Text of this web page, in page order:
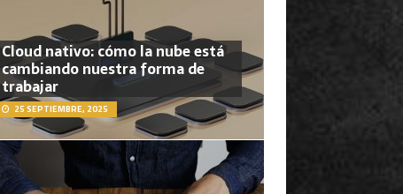
Cloud nativo: cómo la nube está
cambiando nuestra forma de
trabajar
25 SEPTIEMBRE, 2025